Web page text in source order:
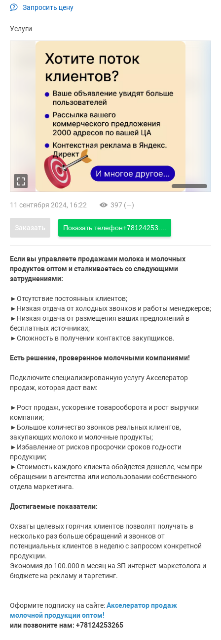
Запросить цену
Услуги
11 сентября 2024, 16:22 397 (—)
Заказать Показать телефон+78124253....
Если вы управляете продажами молока и молочных
продуктов оптом и сталкиваетесь со следующими
затруднениями:
►Отсутствие постоянных клиентов;
►Низкая отдача от холодных звонков и работы менеджеров;
►Низкая отдача от размещения ваших предложений в
бесплатных источниках;
►Сложность в получении контактов закупщиков.
Есть решение, проверенное молочными компаниями!
Подключите специализированную услугу Акселератор
продаж, которая даст вам:
►Рост продаж, ускорение товарооборота и рост выручки
компании;
►Большое количество звонков реальных клиентов,
закупающих молоко и молочные продукты;
►Избавление от рисков просрочки сроков годности
продукции;
►Стоимость каждого клиента обойдется дешевле, чем при
обращении в агентства или использовании собственного
отдела маркетинга.
Достигаемые показатели:
Охваты целевых горячих клиентов позволят получать в
несколько раз больше обращений и звонков от
потенциальных клиентов в неделю с запросом конкретной
продукции.
Экономия до 100.000 в месяц на ЗП интернет-маркетолога и
бюджете на рекламу и таргетинг.
Оформите подписку на сайте:Акселератор продаж
молочной продукции оптом!
или позвоните нам: +78124253265